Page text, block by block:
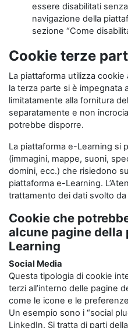
essere disabilitati
navigazione della
sezione “Come
Cookie terze
La piattaforma utilizza
la terza parte si è impegnata
limitatamente alla fornitura
separatamente e non
potrebbe disporre.
La piattaforma e-Learning si
(immagini, mappe, suoni,
domini, ecc.) che risiedono
piattaforma e-Learning.
trattamento dei dati svolto da
Cookie che
alcune pagine
Learning
Social Media
Questa tipologia di cookie
terzi all’interno delle pagine
come le icone e le
Un esempio sono i “social
LinkedIn. Si tratta di parti